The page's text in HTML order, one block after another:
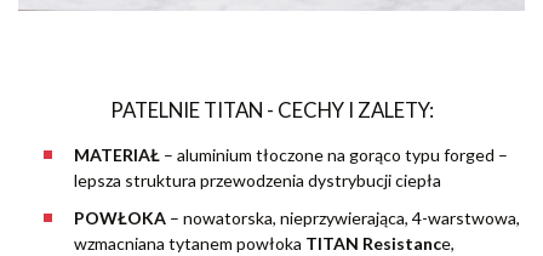
PATELNIE TITAN - CECHY I ZALETY:
MATERIAŁ – aluminium tłoczone na gorąco typu forged –
lepsza struktura przewodzenia dystrybucji ciepła
POWŁOKA – nowatorska, nieprzywierająca, 4-warstwowa,
wzmacniana tytanem powłoka TITAN Resistance,